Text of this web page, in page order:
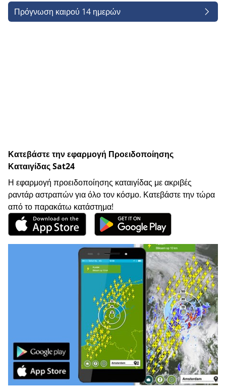
Πρόγνωση καιρού 14 ημερών
Κατεβάστε την εφαρμογή Προειδοποίησης
Καταιγίδας Sat24
Η εφαρμογή προειδοποίησης καταιγίδας με ακριβές
ραντάρ αστραπών για όλο τον κόσμο. Κατεβάστε την τώρα
από το παρακάτω κατάστημα!